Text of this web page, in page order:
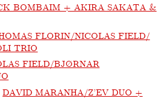
BOMBAIM + AKIRA SAKATA &
FLORIN/NICOLAS FIELD/
TRIO
FIELD/BJØRNAR
DAVID MARANHA/Z’EV DUO +